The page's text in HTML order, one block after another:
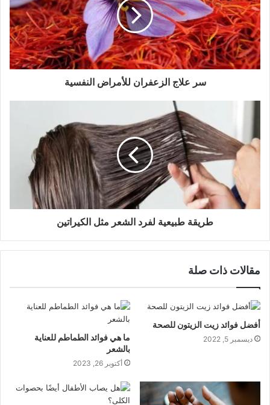
سر علاج الزعفران للأمراض النفسية
طريقة طبيعية لفرد الشعر مثل الكيراتين
مقالات ذات صلة
أفضل فوائد زيت الزيتون للصحة
ديسمبر 5, 2022
ما هي فوائد الطماطم للعناية
بالشعر
أكتوبر 26, 2023